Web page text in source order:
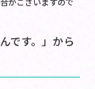
です。」から